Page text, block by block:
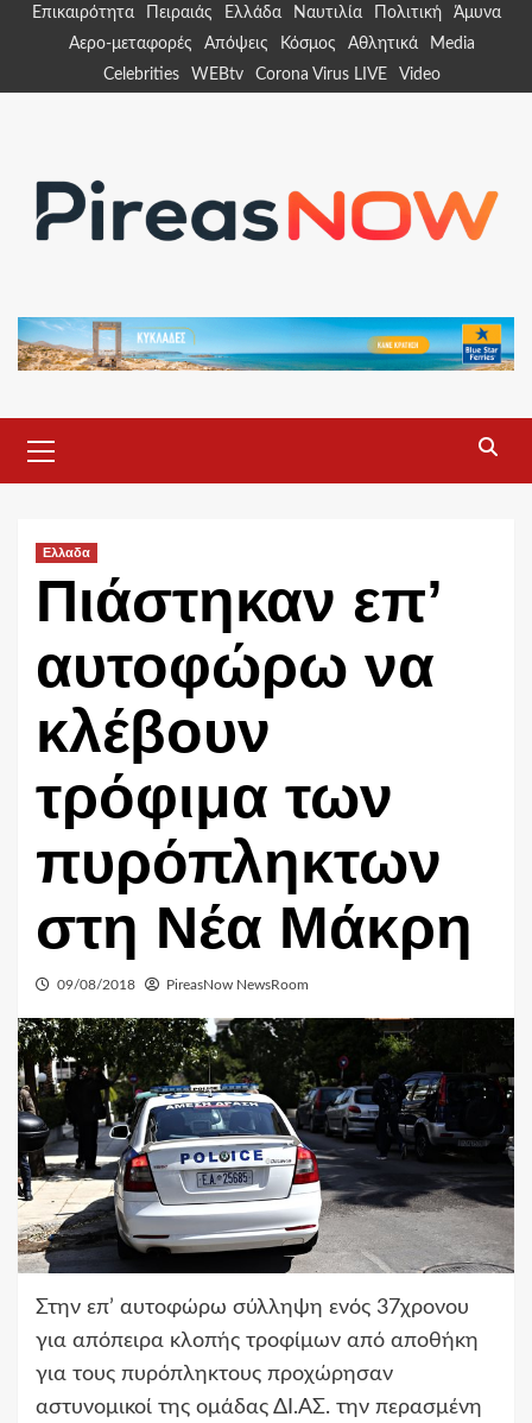
Επικαιρότητα Πειραιάς Ελλάδα Ναυτιλία Πολιτική
Άμυνα
Αερο-μεταφορές
Απόψεις Κόσμος Αθλητικά
Media
Celebrities
WEBtv Corona Virus LIVE Video
Menu
Ελλαδα
Πιάστηκαν επ’
αυτοφώρω να
κλέβουν
τρόφιμα των
πυρόπληκτων
στη Νέα Μάκρη
09/08/2018 PireasNow NewsRoom
Στην επ’ αυτοφώρω σύλληψη ενός 37χρονου
για απόπειρα κλοπής τροφίμων από αποθήκη
για τους πυρόπληκτους προχώρησαν
αστυνομικοί της ομάδας ΔΙ.ΑΣ. την περασμένη